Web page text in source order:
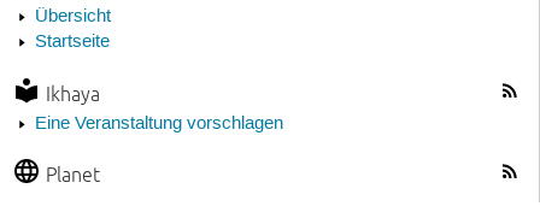
Übersicht
Startseite
Ikhaya
Eine Veranstaltung vorschlagen
Planet